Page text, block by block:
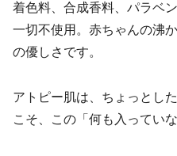
着色料、合成香料、パラベ
一切不使用。赤ちゃんの沸
の優しさです。
アトピー肌は、ちょっとし
こそ、この「何も入ってい